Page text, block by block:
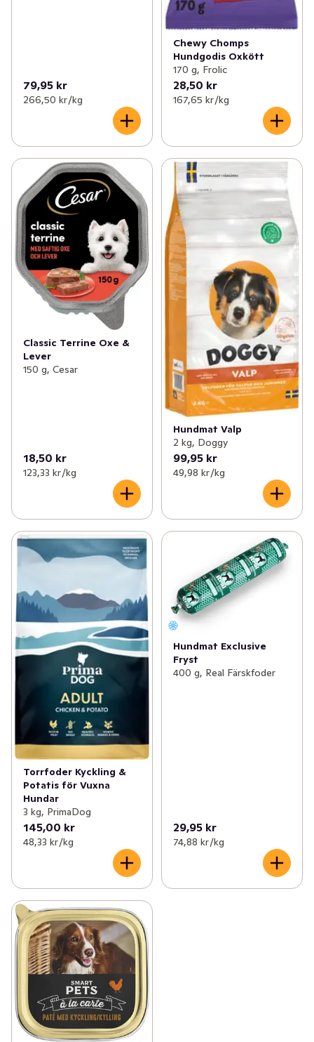
79,95 kr
266,50 kr /kg
Chewy Chomps
Hundgodis Oxkött
170 g, Frolic
28,50 kr
167,65 kr /kg
Classic Terrine Oxe &
Lever
150 g, Cesar
18,50 kr
123,33 kr /kg
Hundmat Valp
2 kg, Doggy
99,95 kr
49,98 kr /kg
Torrfoder Kyckling &
Potatis för Vuxna
Hundar
3 kg, PrimaDog
145,00 kr
48,33 kr /kg
Hundmat Exclusive
Fryst
400 g, Real Färskfoder
29,95 kr
74,88 kr /kg